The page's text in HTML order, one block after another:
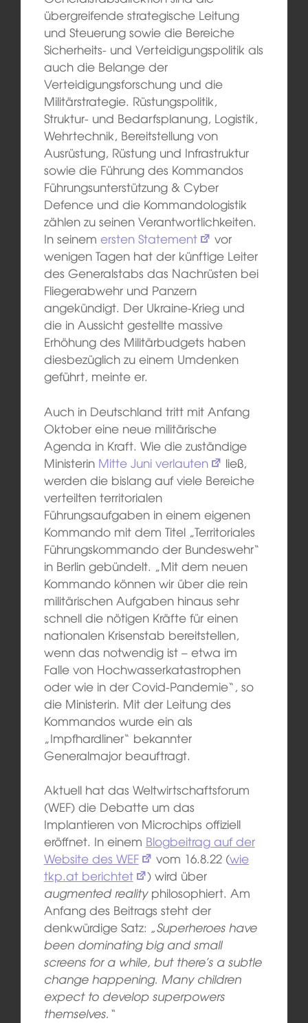
übergreifende strategische Leitung
und Steuerung sowie die Bereiche
Sicherheits- und Verteidigungspolitik als
auch die Belange der
Verteidigungsforschung und die
Militärstrategie. Rüstungspolitik,
Struktur- und Bedarfsplanung, Logistik,
Wehrtechnik, Bereitstellung von
Ausrüstung, Rüstung und Infrastruktur
sowie die Führung des Kommandos
Führungsunterstützung & Cyber
Defence und die Kommandologistik
zählen zu seinen Verantwortlichkeiten.
In seinem ersten Statement
vor
wenigen Tagen hat der künftige Leiter
des Generalstabs das Nachrüsten bei
Fliegerabwehr und Panzern
angekündigt. Der Ukraine-Krieg und
die in Aussicht gestellte massive
Erhöhung des Militärbudgets haben
diesbezüglich zu einem Umdenken
geführt, meinte er.
Auch in Deutschland tritt mit Anfang
Oktober eine neue militärische
Agenda in Kraft. Wie die zuständige
Ministerin Mitte Juni verlauten
ließ,
werden die bislang auf viele Bereiche
verteilten territorialen
Führungsaufgaben in einem eigenen
Kommando mit dem Titel „Territoriales
Führungskommando der Bundeswehr“
in Berlin gebündelt. „Mit dem neuen
Kommando können wir über die rein
militärischen Aufgaben hinaus sehr
schnell die nötigen Kräfte für einen
nationalen Krisenstab bereitstellen,
wenn das notwendig ist – etwa im
Falle von Hochwasserkatastrophen
oder wie in der Covid-Pandemie“, so
die Ministerin. Mit der Leitung des
Kommandos wurde ein als
„Impfhardliner“ bekannter
Generalmajor beauftragt.
Aktuell hat das Weltwirtschaftsforum
(WEF) die Debatte um das
Implantieren von Microchips offiziell
eröffnet. In einem Blogbeitrag auf der
Website des WEF
vom 16.8.22 (wie
tkp.at berichtet
) wird über
augmented realityphilosophiert. Am
Anfang des Beitrags steht der
denkwürdige Satz: „Superheroes have
been dominating big and small
screens for a while, but there’s a subtle
change happening. Many children
expect to develop superpowers
themselves.“